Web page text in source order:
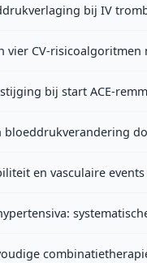
bij IV
vier CV-
bij start ACE-
bloeddrukverandering
en vasculaire